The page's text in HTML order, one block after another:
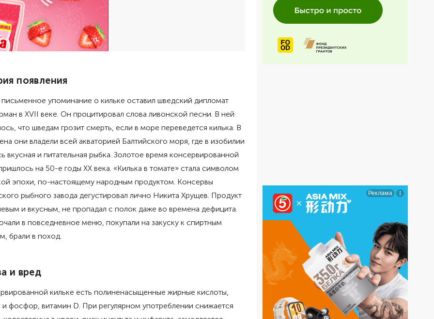
появления
упоминание о кильке оставил шведский дипломат
в XVII веке. Он процитировал слова ливонской песни. В ней
что шведам грозит смерть, если в море переведется килька. В
они владели всей акваторией Балтийского моря, где в изобилии
вкусная и питательная рыбка. Золотое время консервированной
на 50-е годы XX века. «Килька в томате» стала символом
эпохи, по-настоящему народным продуктом. Консервы
рыбного завода дегустировал лично Никита Хрущев. Продукт
и вкусным, не пропадал с полок даже во времена дефицита.
в повседневное меню, покупали на закуску к спиртным
брали в поход.
и вред
кильке есть полиненасыщенные жирные кислоты,
и фосфор, витамин D. При регулярном употреблении снижается